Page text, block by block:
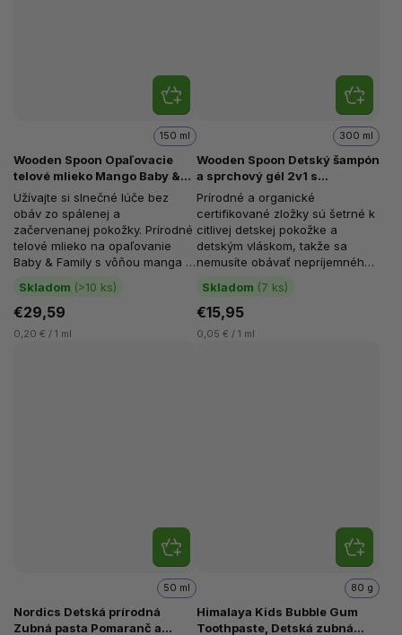
Wooden Spoon Opaľovacie
telové mlieko Mango Baby &
Family SPF 50, Neviditeľný
zinok, Tuba, 150 ml
Skladom (>10 ks)
150 ml
€29,59
0,20 € / 1 ml
Užívajte si slnečné lúče bez
obáv zo spálenej a
začervenanej pokožky. Prírodné
telové mlieko na opaľovanie
Baby & Family s vôňou manga je
vhodné pre deti, dospelých aj
osoby...
Wooden Spoon Detský šampón
a sprchový gél 2v1 s
organickými bylinkami, 300
Skladom (7 ks)
300 ml
€15,95
0,05 € / 1 ml
Prírodné a organické
certifikované zložky sú šetrné k
citlivej detskej pokožke a
detským vláskom, takže sa
nemusíte obávať nepríjemného
podráždenia. Vďaka svojmu
zloženiu je...
Nordics Detská prírodná
Zubná pasta Pomaranč a
50 ml
Himalaya Kids Bubble Gum
Toothpaste, Detská zubná
80 g